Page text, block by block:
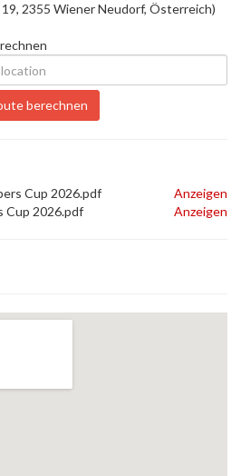
2355 Wiener Neudorf, Österreich)
berechnen
Cup 2026.pdf
Anzeigen
Cup 2026.pdf
Anzeigen